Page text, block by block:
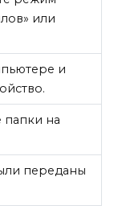
или
и
на
переданы